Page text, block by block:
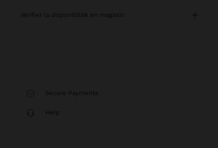
vérifier la disponibilité en magasin
Secure Payments
Help